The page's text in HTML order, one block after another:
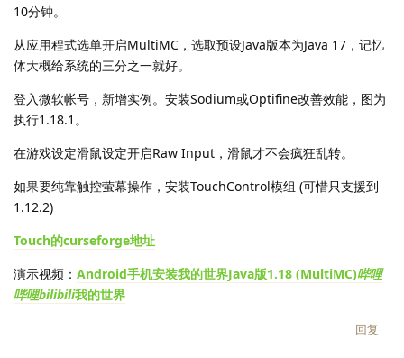
10分钟。
从应用程式选单开启MultiMC，选取预设Java版本为Java 17，记忆
体大概给系统的三分之一就好。
登入微软帐号，新增实例。安装Sodium或Optifine改善效能，图为
执行1.18.1。
在游戏设定滑鼠设定开启Raw Input，滑鼠才不会疯狂乱转。
如果要纯靠触控萤幕操作，安装TouchControl模组 (可惜只支援到
1.12.2)
Touch的curseforge地址
演示视频： Android手机安装我的世界Java版1.18 (MultiMC)哔哩
哔哩bilibili我的世界
回复